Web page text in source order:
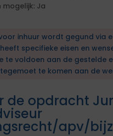
mogelijk: Ja
inhuur wordt gegund via
specifieke eisen en
te voldoen aan de gestelde
te komen aan de
de opdracht
apv/